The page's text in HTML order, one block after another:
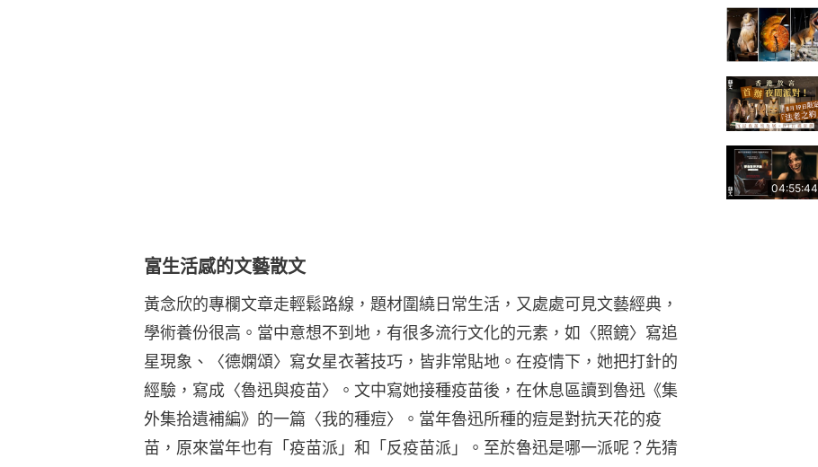
富生活感的文藝散文
黃念欣的專欄文章走輕鬆路線，題材圍繞日常生活，又處處可見文藝經典，
學術養份很高。當中意想不到地，有很多流行文化的元素，如〈照鏡〉寫追
星現象、〈德嫻頌〉寫女星衣著技巧，皆非常貼地。在疫情下，她把打針的
經驗，寫成〈魯迅與疫苗〉。文中寫她接種疫苗後，在休息區讀到魯迅《集
外集拾遺補編》的一篇〈我的種痘〉。當年魯迅所種的痘是對抗天花的疫
苗，原來當年也有「疫苗派」和「反疫苗派」。至於魯迅是哪一派呢？先猜
04:55:44